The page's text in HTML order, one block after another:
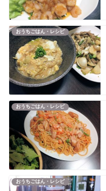
おうちごはん・レシピ
おうちごはん・レシピ
おうちごはん・レシピ